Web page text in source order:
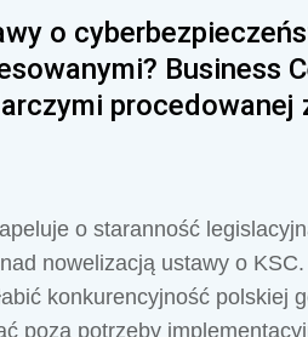
o
Business
procedowanej
o staranność
nowelizacją ustawy o
konkurencyjność polskiej
poza potrzeby